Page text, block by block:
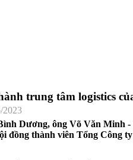
trung tâm logistics
2023
Dương, ông Võ Văn Minh
đồng thành viên Tổng Công